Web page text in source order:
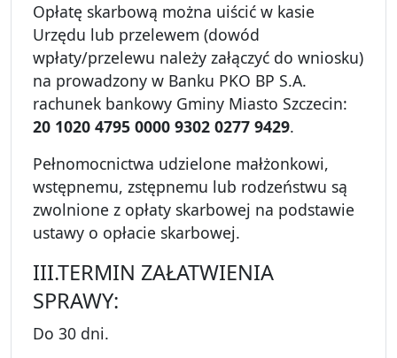
Opłatę skarbową można uiścić w kasie
Urzędu lub przelewem (dowód
wpłaty/przelewu należy załączyć do wniosku)
na prowadzony w Banku PKO BP S.A.
rachunek bankowy Gminy Miasto Szczecin:
20 1020 4795 0000 9302 0277 9429.
Pełnomocnictwa udzielone małżonkowi,
wstępnemu, zstępnemu lub rodzeństwu są
zwolnione z opłaty skarbowej na podstawie
ustawy o opłacie skarbowej.
III.TERMIN ZAŁATWIENIA
SPRAWY:
Do 30 dni.